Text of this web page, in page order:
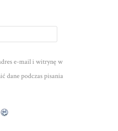
e-mail i witrynę w
dane podczas pisania